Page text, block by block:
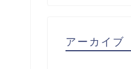
アーカイブ